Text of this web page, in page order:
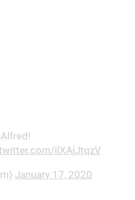
ilXAjJtqzV
January 17, 2020